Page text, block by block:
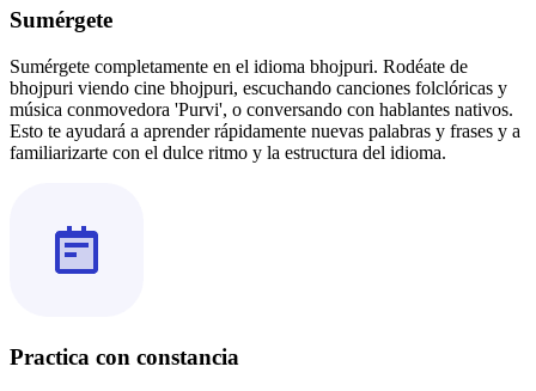
Sumérgete
Sumérgete completamente en el idioma bhojpuri. Rodéate de
bhojpuri viendo cine bhojpuri, escuchando canciones folclóricas y
música conmovedora 'Purvi', o conversando con hablantes nativos.
Esto te ayudará a aprender rápidamente nuevas palabras y frases y a
familiarizarte con el dulce ritmo y la estructura del idioma.
Practica con constancia